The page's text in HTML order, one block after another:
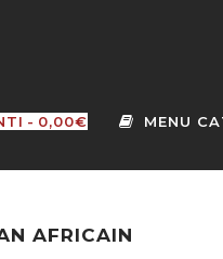
0,00€
AFRICAIN